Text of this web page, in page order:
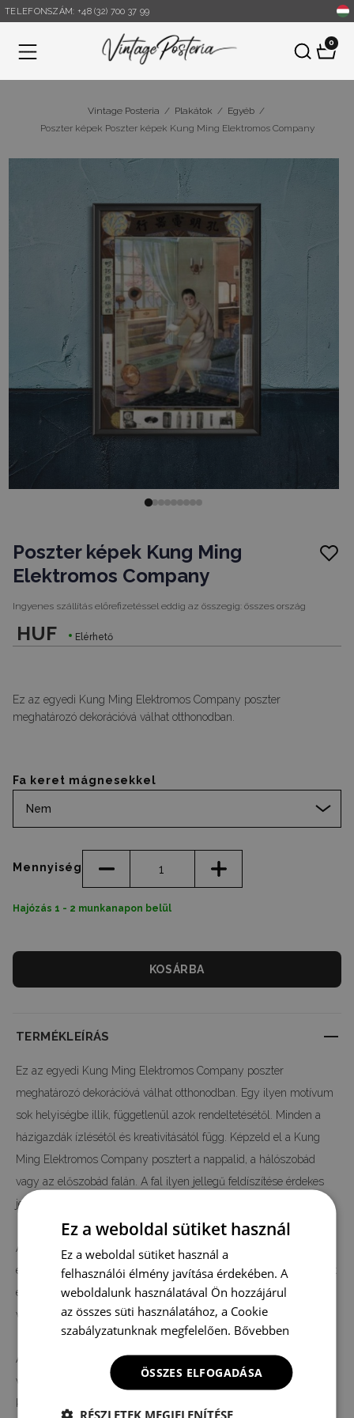
TELEFONSZÁM: +48 (32) 700 37 99
Menü
0
Vintage Posteria / Plakátok / Egyéb /
Poszter képek Poszter képek Kung Ming Elektromos Company
Poszter képek Kung Ming
Elektromos Company
Ingyenes szállítás előrefizetéssel eddig az összegig: összes ország
HUF Elérhető
Ez az egyedi Kung Ming Elektromos Company poszter
meghatározó dekorációvá válhat otthonodban.
Hajózás 1 - 2 munkanapon belül
Fa keret mágnesekkel
Nem
Mennyiség
KOSÁRBA
TERMÉKLEÍRÁS
Ez az egyedi Kung Ming Elektromos Company poszter
meghatározó dekorációvá válhat otthonodban. Egy ilyen motívum
sok helyiségbe illik, függetlenül azok rendeltetésétől. Minden a
házigazdák ízlésétől és kreativitásától függ. Képzeld el a Kung
Ming Elektromos Company posztert a nappalid, a hálószobád
vagy az előszobád falán. A fal ilyen jellegű feldíszítése érdekes
jelleget és hangulatot kölcsönöz a falnak.
A Kung Ming Elektromos Company poszter kiválasztásával
eldöntheted, hogy az egész szobának adsz-e karaktert, vagy csak
egy érdekes kiegészítője lesz a dekorációnak, amelyet korábban
választottál.
A Kung Ming Elektromos Company poszter kiváló minőségű
vászonra van nyomtatva, nem pedig papírra, mint a piacon
kapható poszterek többsége. A nyomtatás digitális technológiával
Ez a weboldal sütiket használ
Ez a weboldal sütiket használ a
felhasználói élmény javítása érdekében. A
weboldalunk használatával Ön hozzájárul
az összes süti használatához, a Cookie
szabályzatunknak megfelelően. Bővebben
ÖSSZES ELFOGADÁSA
RÉSZLETEK MEGJELENÍTÉSE